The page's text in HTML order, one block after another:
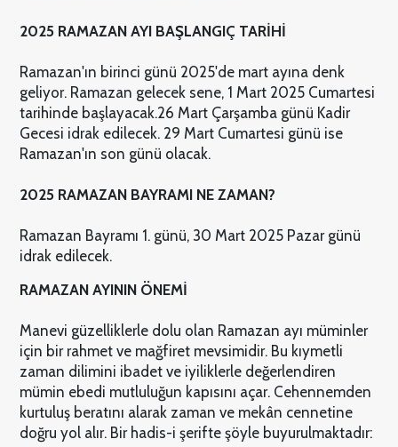
2025 RAMAZAN AYI BAŞLANGIÇ TARİHİ
Ramazan'ın birinci günü 2025'de mart ayına denk
geliyor. Ramazan gelecek sene, 1 Mart 2025 Cumartesi
tarihinde başlayacak.26 Mart Çarşamba günü Kadir
Gecesi idrak edilecek. 29 Mart Cumartesi günü ise
Ramazan'ın son günü olacak.
2025 RAMAZAN BAYRAMI NE ZAMAN?
Ramazan Bayramı 1. günü, 30 Mart 2025 Pazar günü
idrak edilecek.
RAMAZAN AYININ ÖNEMİ
Manevi güzelliklerle dolu olan Ramazan ayı müminler
için bir rahmet ve mağfiret mevsimidir. Bu kıymetli
zaman dilimini ibadet ve iyiliklerle değerlendiren
mümin ebedi mutluluğun kapısını açar. Cehennemden
kurtuluş beratını alarak zaman ve mekân cennetine
doğru yol alır. Bir hadis-i şerifte şöyle buyurulmaktadır: